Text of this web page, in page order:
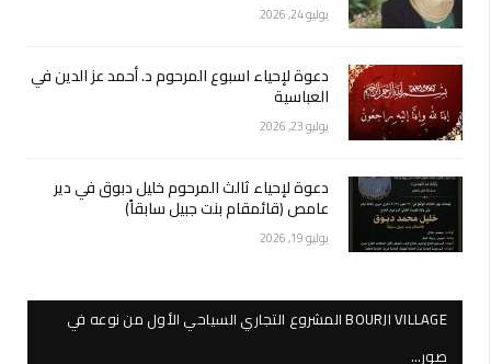
يوليو 24, 2026
دعوة لإحياء اسبوع المرحوم د. أحمد عز الدين في
العباسية
يوليو 23, 2026
دعوة لإحياء ثالث المرحوم خليل دبوق في دير
عامص (قائمقام بنت جبيل سابقاً)
يوليو 19, 2026
BOURJI VILLAGE المشروع التجاري السياحي الأول من نوعه في
صور…